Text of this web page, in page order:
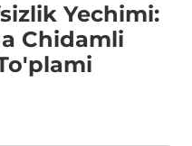
Yechimi:
Chidamli